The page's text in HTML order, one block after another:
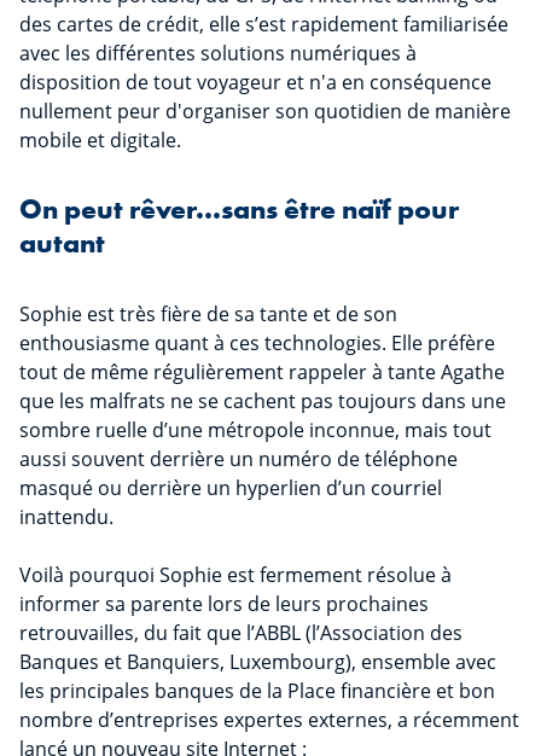
des cartes de crédit, elle s’est rapidement familiarisée
avec les différentes solutions numériques à
disposition de tout voyageur et n'a en conséquence
nullement peur d'organiser son quotidien de manière
mobile et digitale.
On peut rêver...sans être naïf pour
autant
Sophie est très fière de sa tante et de son
enthousiasme quant à ces technologies. Elle préfère
tout de même régulièrement rappeler à tante Agathe
que les malfrats ne se cachent pas toujours dans une
sombre ruelle d’une métropole inconnue, mais tout
aussi souvent derrière un numéro de téléphone
masqué ou derrière un hyperlien d’un courriel
inattendu.
Voilà pourquoi Sophie est fermement résolue à
informer sa parente lors de leurs prochaines
retrouvailles, du fait que l’ABBL (l’Association des
Banques et Banquiers, Luxembourg), ensemble avec
les principales banques de la Place financière et bon
nombre d’entreprises expertes externes, a récemment
lancé un nouveau site Internet :